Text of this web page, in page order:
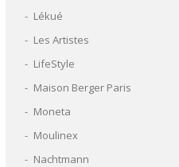
Lékué
Les Artistes
LifeStyle
Maison Berger Paris
Moneta
Moulinex
Nachtmann